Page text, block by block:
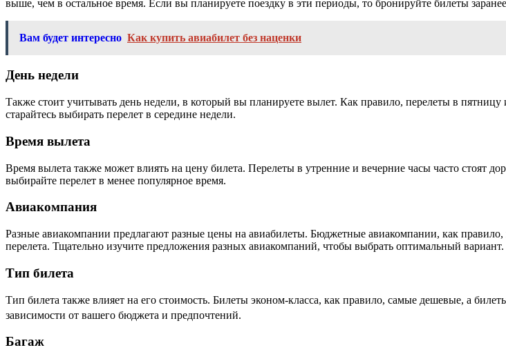
выше, чем в остальное время. Если вы планируете поездку в эти периоды, то бронируйте билеты
Вам будет интересно Как купить авиабилет без наценки
День недели
Также стоит учитывать день недели, в который вы планируете вылет. Как правило, перелеты в
старайтесь выбирать перелет в середине недели.
Время вылета
Время вылета также может влиять на цену билета. Перелеты в утренние и вечерние часы часто стоят
выбирайте перелет в менее популярное время.
Авиакомпания
Разные авиакомпании предлагают разные цены на авиабилеты. Бюджетные авиакомпании, как
перелета. Тщательно изучите предложения разных авиакомпаний, чтобы выбрать оптимальный вариант.
Тип билета
Тип билета также влияет на его стоимость. Билеты эконом-класса, как правило, самые дешевые, а
зависимости от вашего бюджета и предпочтений.
Багаж